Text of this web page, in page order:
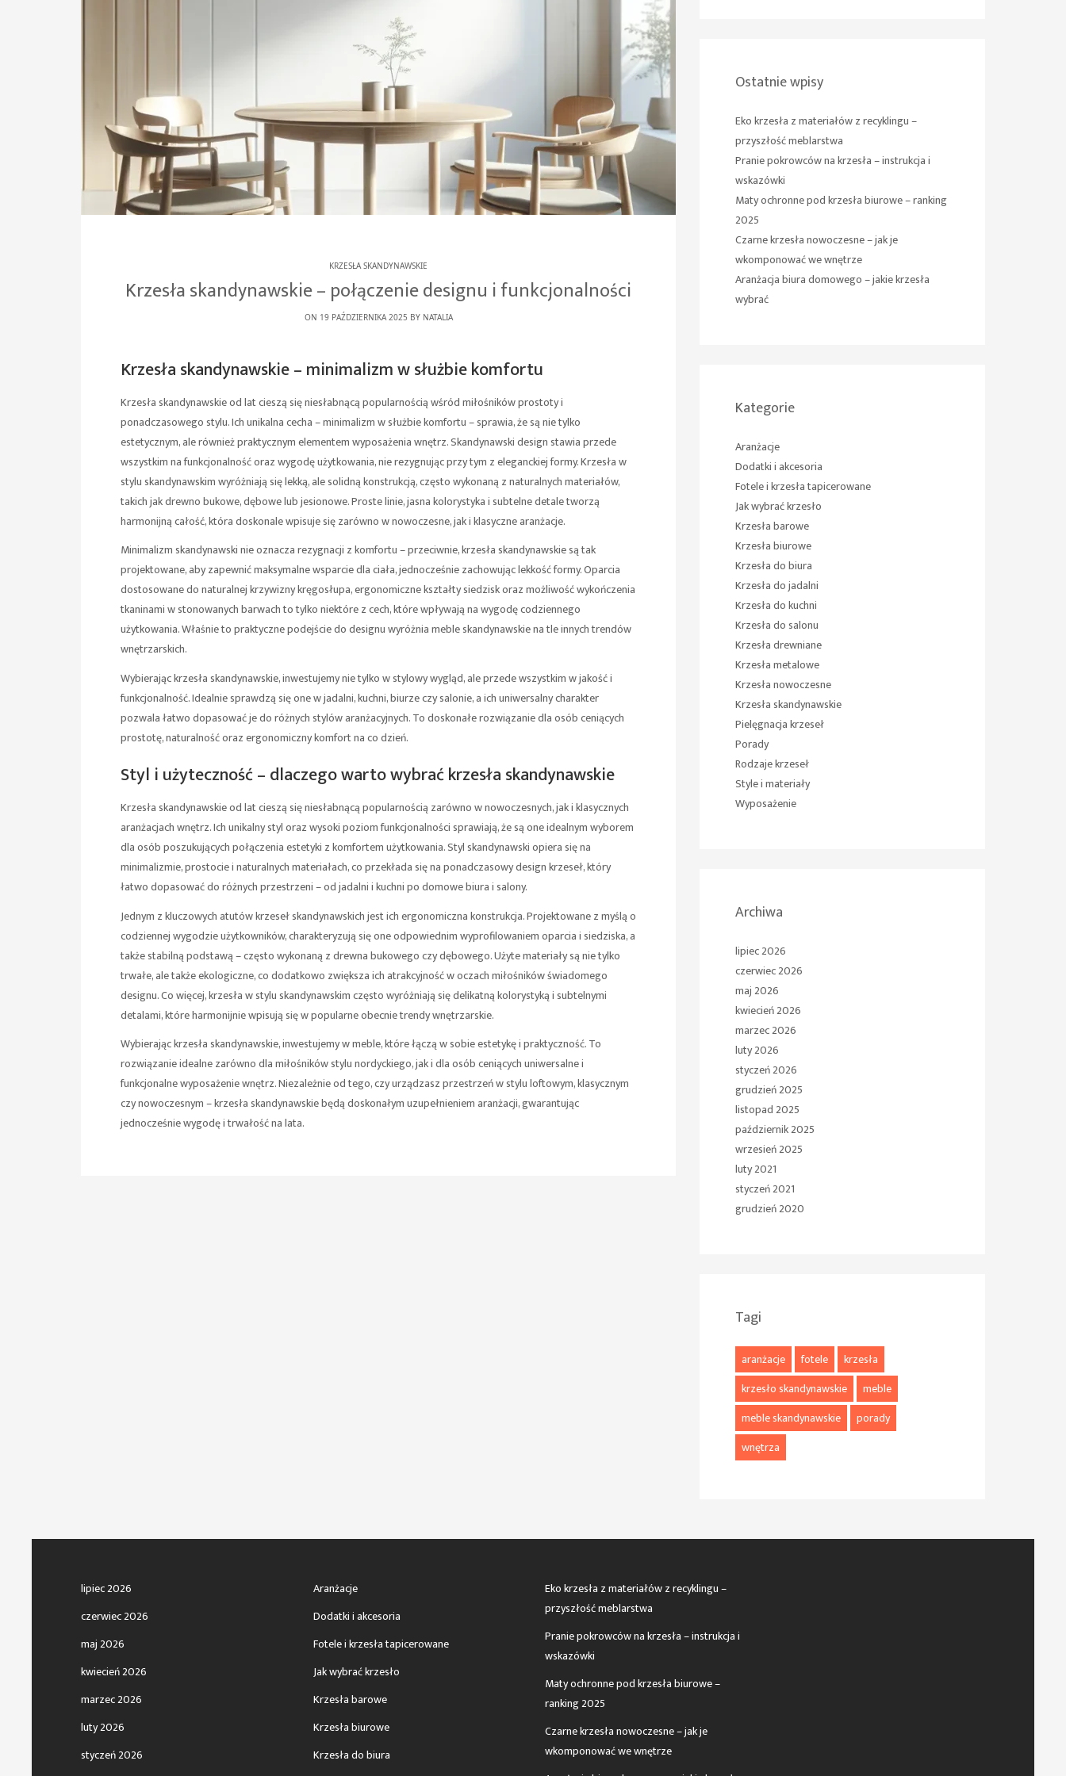
KRZESŁA SKANDYNAWSKIE
Krzesła skandynawskie – połączenie designu i funkcjonalności
ON 19 PAŹDZIERNIKA 2025 BY NATALIA
Krzesła skandynawskie – minimalizm w służbie komfortu
Krzesła skandynawskie od lat cieszą się niesłabnącą popularnością wśród miłośników prostoty i
ponadczasowego stylu. Ich unikalna cecha – minimalizm w służbie komfortu – sprawia, że są nie tylko
estetycznym, ale również praktycznym elementem wyposażenia wnętrz. Skandynawski design stawia przede
wszystkim na funkcjonalność oraz wygodę użytkowania, nie rezygnując przy tym z eleganckiej formy. Krzesła w
stylu skandynawskim wyróżniają się lekką, ale solidną konstrukcją, często wykonaną z naturalnych materiałów,
takich jak drewno bukowe, dębowe lub jesionowe. Proste linie, jasna kolorystyka i subtelne detale tworzą
harmonijną całość, która doskonale wpisuje się zarówno w nowoczesne, jak i klasyczne aranżacje.
Minimalizm skandynawski nie oznacza rezygnacji z komfortu – przeciwnie, krzesła skandynawskie są tak
projektowane, aby zapewnić maksymalne wsparcie dla ciała, jednocześnie zachowując lekkość formy. Oparcia
dostosowane do naturalnej krzywizny kręgosłupa, ergonomiczne kształty siedzisk oraz możliwość wykończenia
tkaninami w stonowanych barwach to tylko niektóre z cech, które wpływają na wygodę codziennego
użytkowania. Właśnie to praktyczne podejście do designu wyróżnia meble skandynawskie na tle innych trendów
wnętrzarskich.
Wybierając krzesła skandynawskie, inwestujemy nie tylko w stylowy wygląd, ale przede wszystkim w jakość i
funkcjonalność. Idealnie sprawdzą się one w jadalni, kuchni, biurze czy salonie, a ich uniwersalny charakter
pozwala łatwo dopasować je do różnych stylów aranżacyjnych. To doskonałe rozwiązanie dla osób ceniących
prostotę, naturalność oraz ergonomiczny komfort na co dzień.
Styl i użyteczność – dlaczego warto wybrać krzesła skandynawskie
Krzesła skandynawskie od lat cieszą się niesłabnącą popularnością zarówno w nowoczesnych, jak i klasycznych
aranżacjach wnętrz. Ich unikalny styl oraz wysoki poziom funkcjonalności sprawiają, że są one idealnym wyborem
dla osób poszukujących połączenia estetyki z komfortem użytkowania. Styl skandynawski opiera się na
minimalizmie, prostocie i naturalnych materiałach, co przekłada się na ponadczasowy design krzeseł, który
łatwo dopasować do różnych przestrzeni – od jadalni i kuchni po domowe biura i salony.
Jednym z kluczowych atutów krzeseł skandynawskich jest ich ergonomiczna konstrukcja. Projektowane z myślą o
codziennej wygodzie użytkowników, charakteryzują się one odpowiednim wyprofilowaniem oparcia i siedziska, a
także stabilną podstawą – często wykonaną z drewna bukowego czy dębowego. Użyte materiały są nie tylko
trwałe, ale także ekologiczne, co dodatkowo zwiększa ich atrakcyjność w oczach miłośników świadomego
designu. Co więcej, krzesła w stylu skandynawskim często wyróżniają się delikatną kolorystyką i subtelnymi
detalami, które harmonijnie wpisują się w popularne obecnie trendy wnętrzarskie.
Wybierając krzesła skandynawskie, inwestujemy w meble, które łączą w sobie estetykę i praktyczność. To
rozwiązanie idealne zarówno dla miłośników stylu nordyckiego, jak i dla osób ceniących uniwersalne i
funkcjonalne wyposażenie wnętrz. Niezależnie od tego, czy urządzasz przestrzeń w stylu loftowym, klasycznym
czy nowoczesnym – krzesła skandynawskie będą doskonałym uzupełnieniem aranżacji, gwarantując
jednocześnie wygodę i trwałość na lata.
Ostatnie wpisy
Eko krzesła z materiałów z recyklingu –
przyszłość meblarstwa
Pranie pokrowców na krzesła – instrukcja i
wskazówki
Maty ochronne pod krzesła biurowe – ranking
2025
Czarne krzesła nowoczesne – jak je
wkomponować we wnętrze
Aranżacja biura domowego – jakie krzesła
wybrać
Kategorie
Aranżacje
Dodatki i akcesoria
Fotele i krzesła tapicerowane
Jak wybrać krzesło
Krzesła barowe
Krzesła biurowe
Krzesła do biura
Krzesła do jadalni
Krzesła do kuchni
Krzesła do salonu
Krzesła drewniane
Krzesła metalowe
Krzesła nowoczesne
Krzesła skandynawskie
Pielęgnacja krzeseł
Porady
Rodzaje krzeseł
Style i materiały
Wyposażenie
Archiwa
lipiec 2026
czerwiec 2026
maj 2026
kwiecień 2026
marzec 2026
luty 2026
styczeń 2026
grudzień 2025
listopad 2025
październik 2025
wrzesień 2025
luty 2021
styczeń 2021
grudzień 2020
Tagi
aranżacje fotele
krzesła
krzesło skandynawskie
meble
meble skandynawskie
porady
wnętrza
lipiec 2026
czerwiec 2026
maj 2026
kwiecień 2026
marzec 2026
luty 2026
styczeń 2026
Aranżacje
Dodatki i akcesoria
Fotele i krzesła tapicerowane
Jak wybrać krzesło
Krzesła barowe
Krzesła biurowe
Krzesła do biura
Eko krzesła z materiałów z recyklingu –
przyszłość meblarstwa
Pranie pokrowców na krzesła – instrukcja i
wskazówki
Maty ochronne pod krzesła biurowe –
ranking 2025
Czarne krzesła nowoczesne – jak je
wkomponować we wnętrze